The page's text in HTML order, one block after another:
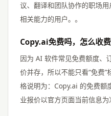
议、翻译和团队协作的职场
相关能力的用户。。
Copy.ai免费吗，怎么收费
因为 AI 软件常见免费额度、
价并存，所以不能只看“免费
格说明为：Copy.ai 的免费额
业报价以官方页面当前信息为